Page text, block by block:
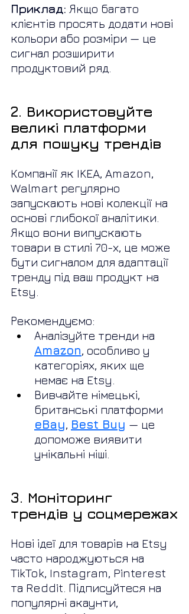
Приклад: Якщо багато
клієнтів просять додати нові
кольори або розміри — це
сигнал розширити
продуктовий ряд.
2. Використовуйте
великі платформи
для пошуку трендів
Компанії як IKEA, Amazon,
Walmart регулярно
запускають нові колекції на
основі глибокої аналітики.
Якщо вони випускають
товари в стилі 70-х, це може
бути сигналом для адаптації
тренду під ваш продукт на
Etsy.
Рекомендуємо:
Аналізуйте тренди на
Amazon, особливо у
категоріях, яких ще
немає на Etsy.
Вивчайте німецькі,
британські платформи
eBay, Best Buy — це
допоможе виявити
унікальні ніші.
3. Моніторинг
трендів у соцмережах
Нові ідеї для товарів на Etsy
часто народжуються на
TikTok, Instagram, Pinterest
та Reddit. Підписуйтеся на
популярні акаунти,